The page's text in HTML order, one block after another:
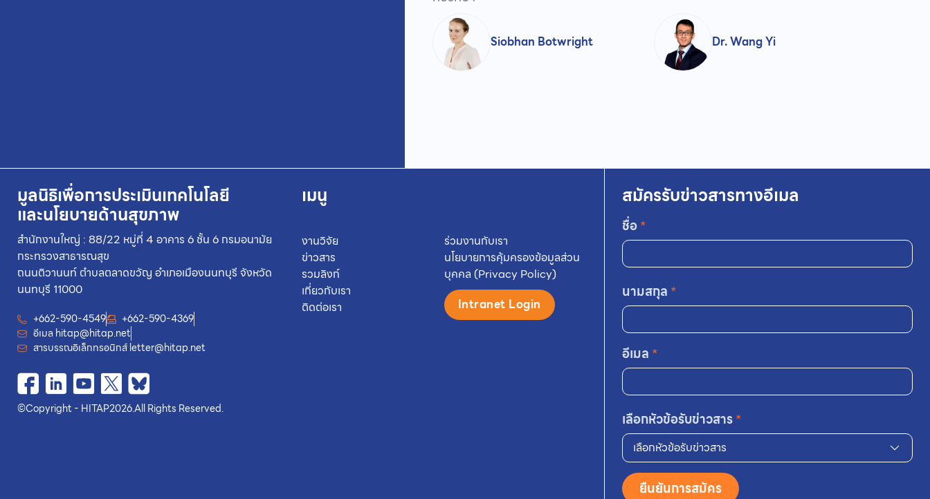
Siobhan Botwright Dr. Wang Yi
มูลนิธิเพื่อการประเมินเทคโนโลยี
และนโยบายด้านสุขภาพ
สำนักงานใหญ่ : 88/22 หมู่ที่ 4 อาคาร 6 ชั้น 6 กรมอนามัย
กระทรวงสาธารณสุข
ถนนติวานนท์ ตำบลตลาดขวัญ อำเภอเมืองนนทบุรี จังหวัด
นนทบุรี 11000
+662-590-4549
+662-590-4369
อีเมล hitap@hitap.net
สารบรรณอิเล็กทรอนิกส์letter@hitap.net
©Copyright - HITAP2026.All Rights Reserved.
เมนู
งานวิจัย
ข่าวสาร
รวมลิงก์
เกี่ยวกับเรา
ติดต่อเรา
ร่วมงานกับเรา
นโยบายการคุ้มครองข้อมูลส่วน
บุคคล (Privacy Policy)
Intranet Login
สมัครรับข่าวสารทางอีเมล
ชื่อ*
นามสกุล *
อีเมล *
เลือกหัวข้อรับข่าวสาร*
เลือกหัวข้อรับข่าวสาร
ยืนยันการสมัคร